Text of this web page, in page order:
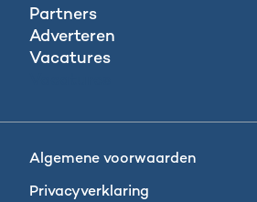
Partners
Adverteren
Vacatures
Algemene voorwaarden
Privacyverklaring